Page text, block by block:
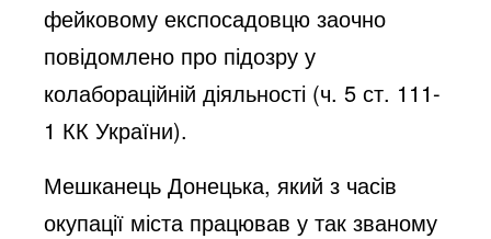
фейковому експосадовцю заочно
повідомлено про підозру у
колабораційній діяльності (ч. 5 ст. 111-
1 КК України).
Мешканець Донецька, який з часів
окупації міста працював у так званому